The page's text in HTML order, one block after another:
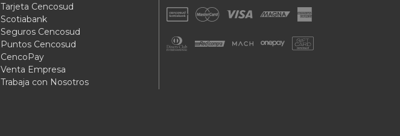
Tarjeta Cencosud
Scotiabank
Seguros Cencosud
Puntos Cencosud
CencoPay
Venta Empresa
Trabaja con Nosotros